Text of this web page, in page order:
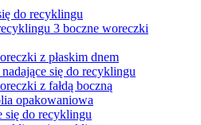
do recyklingu
3 boczne woreczki
z płaskim dnem
się do recyklingu
z fałdą boczną
opakowaniowa
się do recyklingu